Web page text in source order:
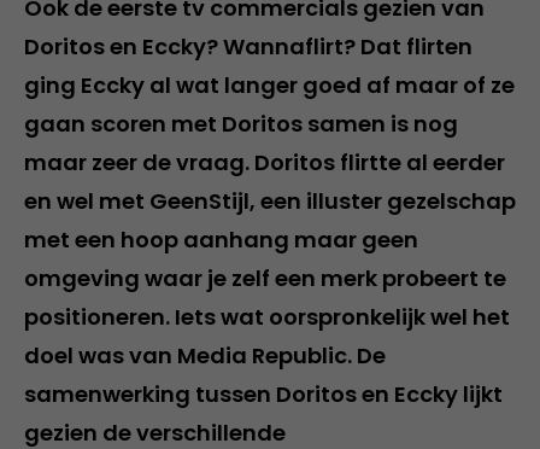
Ook de eerste tv commercials gezien van
Doritos en Eccky? Wannaflirt? Dat flirten
ging Eccky al wat langer goed af maar of ze
gaan scoren met Doritos samen is nog
maar zeer de vraag. Doritos flirtte al eerder
en wel met GeenStijl, een illuster gezelschap
met een hoop aanhang maar geen
omgeving waar je zelf een merk probeert te
positioneren. Iets wat oorspronkelijk wel het
doel was van Media Republic. De
samenwerking tussen Doritos en Eccky lijkt
gezien de verschillende